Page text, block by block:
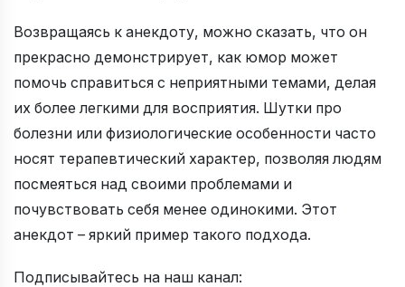
Возвращаясь к анекдоту, можно сказать, что он
прекрасно демонстрирует, как юмор может
помочь справиться с неприятными темами, делая
их более легкими для восприятия. Шутки про
болезни или физиологические особенности часто
носят терапевтический характер, позволяя людям
посмеяться над своими проблемами и
почувствовать себя менее одинокими. Этот
анекдот – яркий пример такого подхода.
Подписывайтесь на наш канал: